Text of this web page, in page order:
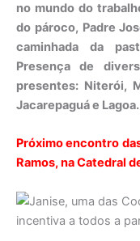
no mundo do
do pároco, Padre
caminhada da
Presença de
presentes: Niterói,
Jacarepaguá e Lagoa.
Próximo encontro
Ramos, na Catedral